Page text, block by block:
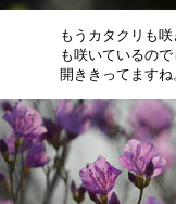
もうカタクリも
も咲いているの